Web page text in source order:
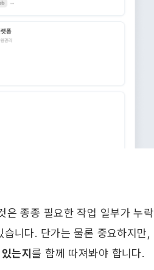
은 종종 필요한 작업 일부가 누락
니다. 단가는 물론 중요하지만,
는지를 함께 따져봐야 합니다.